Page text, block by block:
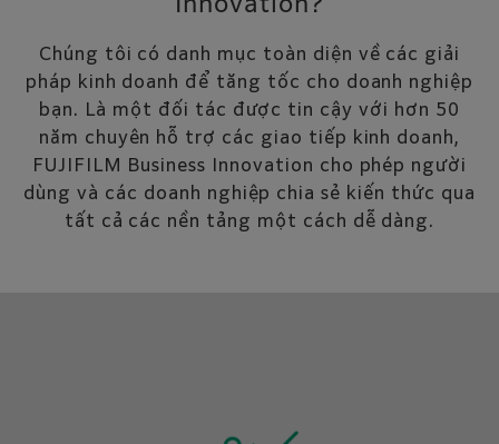
Innovation?
Chúng tôi có danh mục toàn diện về các giải
pháp kinh doanh để tăng tốc cho doanh nghiệp
bạn. Là một đối tác được tin cậy với hơn 50
năm chuyên hỗ trợ các giao tiếp kinh doanh,
FUJIFILM Business Innovation cho phép người
dùng và các doanh nghiệp chia sẻ kiến thức qua
tất cả các nền tảng một cách dễ dàng.